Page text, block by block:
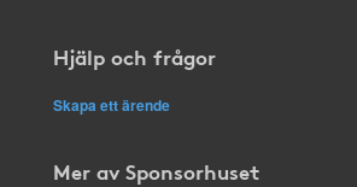
Hjälp och frågor
Skapa ett ärende
Mer av Sponsorhuset